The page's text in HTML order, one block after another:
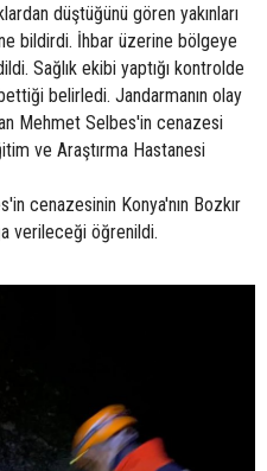
düştüğünü gören yakınları
bildirdi. İhbar üzerine bölgeye
Sağlık ekibi yaptığı kontrolde
belirledi. Jandarmanın olay
Mehmet Selbes'in cenazesi
ve Araştırma Hastanesi
cenazesinin Konya'nın Bozkır
verileceği öğrenildi.